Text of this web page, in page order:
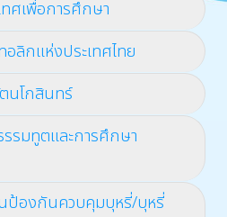
ทศเพื่อการศึกษา
อลิกแห่งประเทศไทย
นโกสินทร์
รมทูตและการศึกษา
ป้องกันควบคุมบุหรี่/บุหรี่